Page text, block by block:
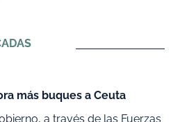
más buques a Ceuta
a través de las Fuerzas